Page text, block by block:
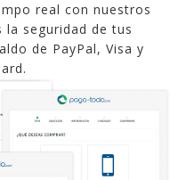
real con nuestros
seguridad de tus
de PayPal, Visa y